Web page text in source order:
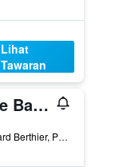
Lihat
Tawaran
Hôtel de Banville
166, Boulevard Berthier, Paris, Perancis